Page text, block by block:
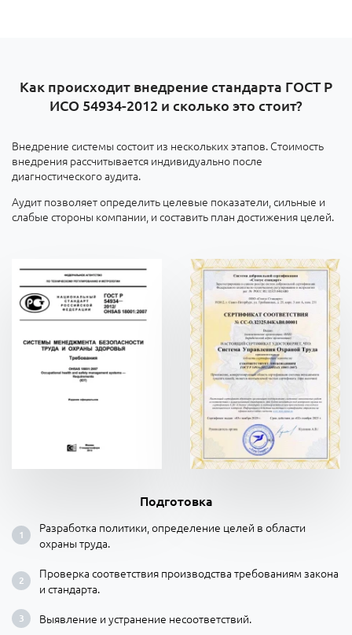
Как происходит внедрение стандарта ГОСТ Р
ИСО 54934-2012 и сколько это стоит?
Внедрение системы состоит из нескольких этапов. Стоимость
внедрения рассчитывается индивидуально после
диагностического аудита.
Аудит позволяет определить целевые показатели, сильные и
слабые стороны компании, и составить план достижения целей.
Подготовка
Разработка политики, определение целей в области
охраны труда.
Проверка соответствия производства требованиям закона
и стандарта.
Выявление и устранение несоответствий.